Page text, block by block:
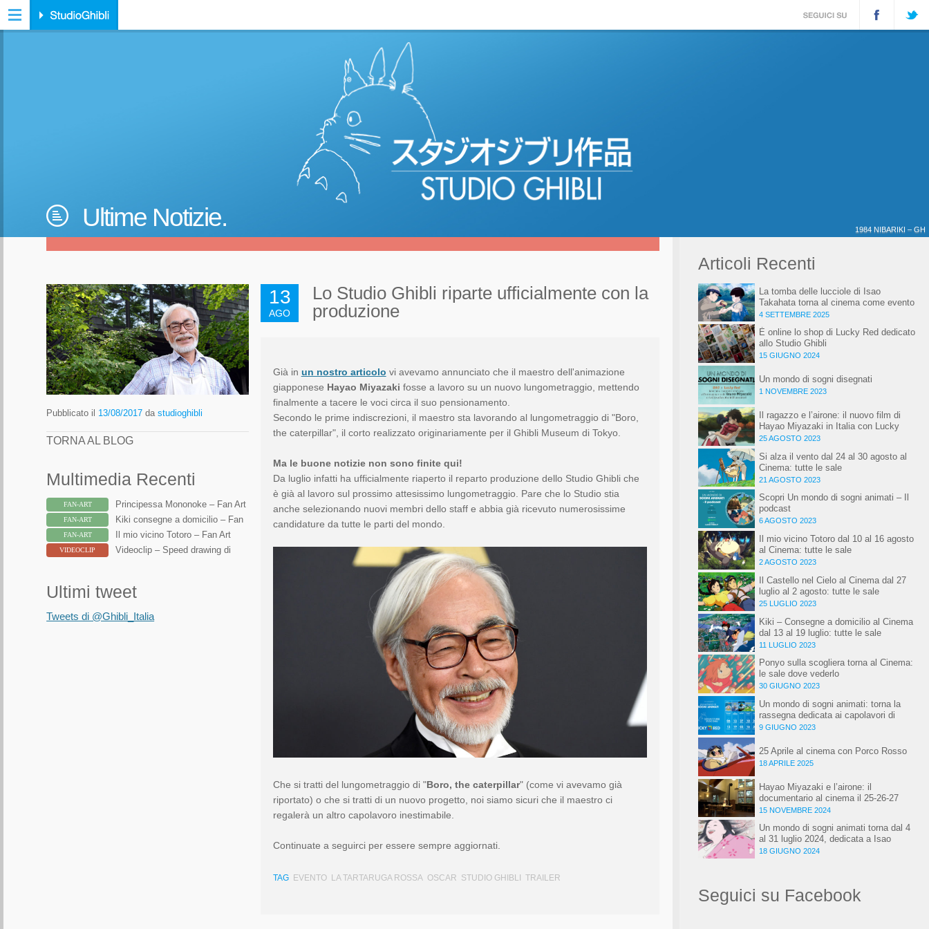
Ultime Notizie. 1984 NIBARIKI – GH
Pubblicato il 13/08/2017 dastudioghibli
TORNA AL BLOG
Multimedia Recenti
Principessa Mononoke – Fan Art
FAN-ART
Kiki consegne a domicilio – Fan
Art
FAN-ART
Il mio vicino Totoro – Fan Art
FAN-ART
Videoclip – Speed drawing di
VIDEOCLIP
Ultimi tweet
Tweets di @Ghibli_Italia
13
AGO
Lo Studio Ghibli riparte ufficialmente con la
produzione
Già in un nostro articolo vi avevamo annunciato che il maestro dell'animazione
giapponese Hayao Miyazaki fosse a lavoro su un nuovo lungometraggio, mettendo
finalmente a tacere le voci circa il suo pensionamento.
Secondo le prime indiscrezioni, il maestro sta lavorando al lungometraggio di "Boro,
the caterpillar", il corto realizzato originariamente per il Ghibli Museum di Tokyo.
Ma le buone notizie non sono finite qui!
Da luglio infatti ha ufficialmente riaperto il reparto produzione dello Studio Ghibli che
è già al lavoro sul prossimo attesissimo lungometraggio. Pare che lo Studio stia
anche selezionando nuovi membri dello staff e abbia già ricevuto numerosissime
candidature da tutte le parti del mondo.
Che si tratti del lungometraggio di "Boro, the caterpillar" (come vi avevamo già
riportato) o che si tratti di un nuovo progetto, noi siamo sicuri che il maestro ci
regalerà un altro capolavoro inestimabile.
Continuate a seguirci per essere sempre aggiornati.
TAG EVENTO LA TARTARUGA ROSSA OSCAR STUDIO GHIBLI TRAILER
Articoli Recenti
La tomba delle lucciole di Isao
Takahata torna al cinema come evento
speciale
4 SETTEMBRE 2025
È online lo shop di Lucky Red dedicato
allo Studio Ghibli
15 GIUGNO 2024
Un mondo di sogni disegnati
1 NOVEMBRE 2023
Il ragazzo e l’airone: il nuovo film di
Hayao Miyazaki in Italia con Lucky
Red dal 1 gennaio 2024
25 AGOSTO 2023
Si alza il vento dal 24 al 30 agosto al
Cinema: tutte le sale
21 AGOSTO 2023
Scopri Un mondo di sogni animati – Il
podcast
6 AGOSTO 2023
Il mio vicino Totoro dal 10 al 16 agosto
al Cinema: tutte le sale
2 AGOSTO 2023
Il Castello nel Cielo al Cinema dal 27
luglio al 2 agosto: tutte le sale
25 LUGLIO 2023
Kiki – Consegne a domicilio al Cinema
dal 13 al 19 luglio: tutte le sale
11 LUGLIO 2023
Ponyo sulla scogliera torna al Cinema:
le sale dove vederlo
30 GIUGNO 2023
Un mondo di sogni animati: torna la
rassegna dedicata ai capolavori di
Hayao Miyazaki, al Cinema!
9 GIUGNO 2023
25 Aprile al cinema con Porco Rosso
18 APRILE 2025
Hayao Miyazaki e l’airone: il
documentario al cinema il 25-26-27
novembre
15 NOVEMBRE 2024
Un mondo di sogni animati torna dal 4
al 31 luglio 2024, dedicata a Isao
Takahata
18 GIUGNO 2024
Seguici su Facebook